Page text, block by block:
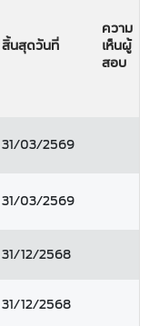
สิ้นสุดวันที่
ความ
เห็นผู้
สอบ
31/03/2569
31/03/2569
31/12/2568
31/12/2568